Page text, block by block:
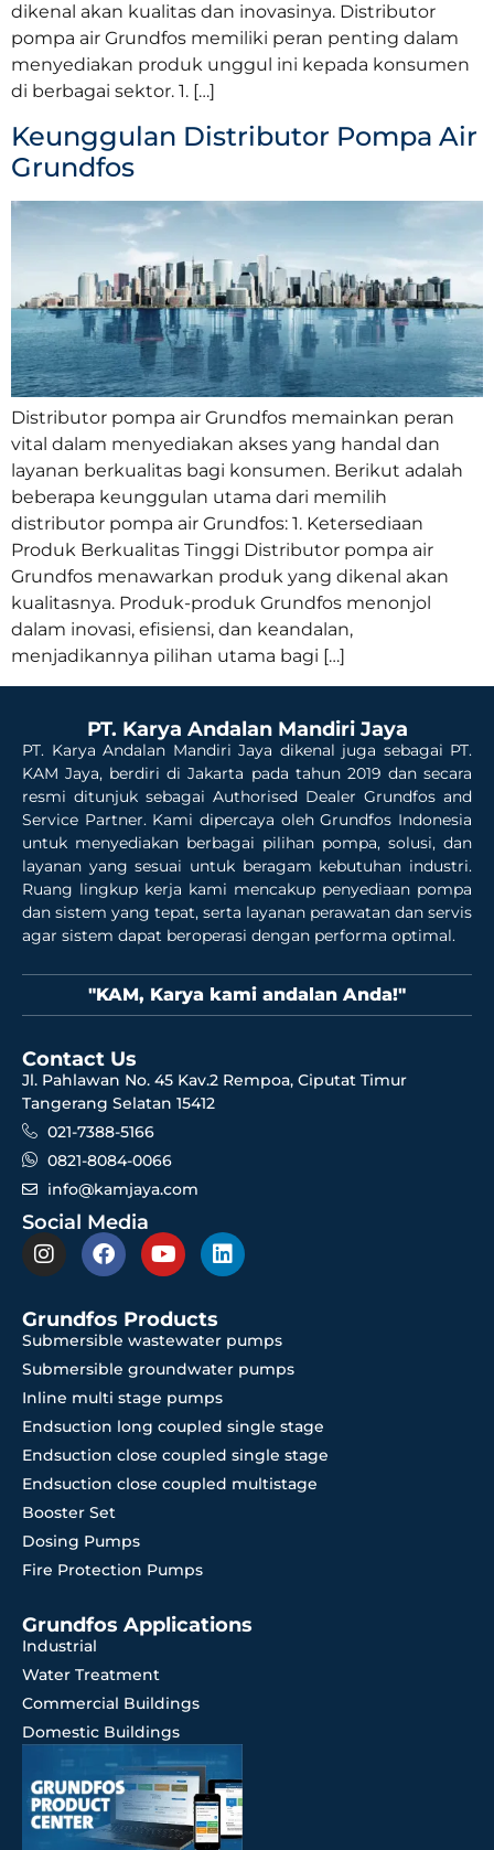
dikenal akan kualitas dan inovasinya. Distributor
pompa air Grundfos memiliki peran penting dalam
menyediakan produk unggul ini kepada konsumen
di berbagai sektor. 1. […]
Keunggulan Distributor Pompa Air
Grundfos
Distributor pompa air Grundfos memainkan peran
vital dalam menyediakan akses yang handal dan
layanan berkualitas bagi konsumen. Berikut adalah
beberapa keunggulan utama dari memilih
distributor pompa air Grundfos: 1. Ketersediaan
Produk Berkualitas Tinggi Distributor pompa air
Grundfos menawarkan produk yang dikenal akan
kualitasnya. Produk-produk Grundfos menonjol
dalam inovasi, efisiensi, dan keandalan,
menjadikannya pilihan utama bagi […]
PT. Karya Andalan Mandiri Jaya
PT. Karya Andalan Mandiri Jaya dikenal juga sebagai PT.
KAM Jaya, berdiri di Jakarta pada tahun 2019 dan secara
resmi ditunjuk sebagai Authorised Dealer Grundfos and
Service Partner. Kami dipercaya oleh Grundfos Indonesia
untuk menyediakan berbagai pilihan pompa, solusi, dan
layanan yang sesuai untuk beragam kebutuhan industri.
Ruang lingkup kerja kami mencakup penyediaan pompa
dan sistem yang tepat, serta layanan perawatan dan servis
agar sistem dapat beroperasi dengan performa optimal.
"KAM, Karya kami andalan Anda!"
Contact Us
Jl. Pahlawan No. 45 Kav.2 Rempoa, Ciputat Timur
Tangerang Selatan 15412
021-7388-5166
0821-8084-0066
info@kamjaya.com
Social Media
Grundfos Products
Submersible wastewater pumps
Submersible groundwater pumps
Inline multi stage pumps
Endsuction long coupled single stage
Endsuction close coupled single stage
Endsuction close coupled multistage
Booster Set
Dosing Pumps
Fire Protection Pumps
Grundfos Applications
Industrial
Water Treatment
Commercial Buildings
Domestic Buildings